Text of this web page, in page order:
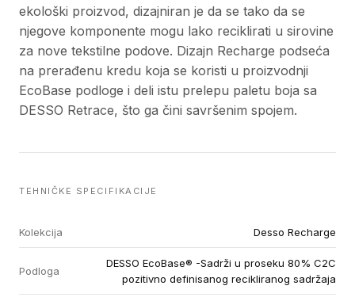
ekološki proizvod, dizajniran je da se tako da se
njegove komponente mogu lako reciklirati u sirovine
za nove tekstilne podove. Dizajn Recharge podseća
na prerađenu kredu koja se koristi u proizvodnji
EcoBase podloge i deli istu prelepu paletu boja sa
DESSO Retrace, što ga čini savršenim spojem.
TEHNIČKE SPECIFIKACIJE
Kolekcija Desso Recharge
Podloga
DESSO EcoBase® -Sadrži u proseku 80% C2C
pozitivno definisanog recikliranog sadržaja